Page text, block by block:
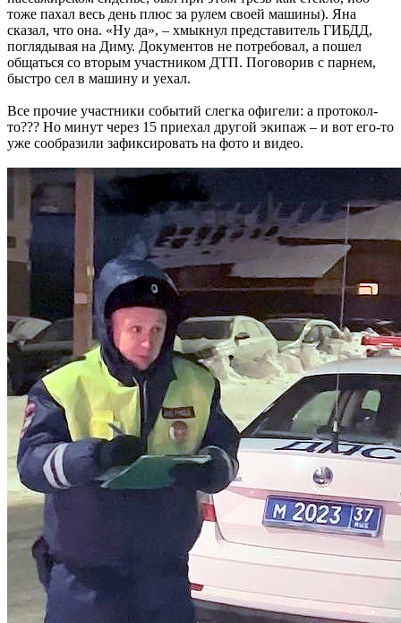
тоже пахал весь день плюс за рулем своей машины). Яна
сказал, что она. «Ну да», – хмыкнул представитель ГИБДД,
поглядывая на Диму. Документов не потребовал, а пошел
общаться со вторым участником ДТП. Поговорив с парнем,
быстро сел в машину и уехал.
Все прочие участники событий слегка офигели: а протокол-
то??? Но минут через 15 приехал другой экипаж – и вот его-то
уже сообразили зафиксировать на фото и видео.